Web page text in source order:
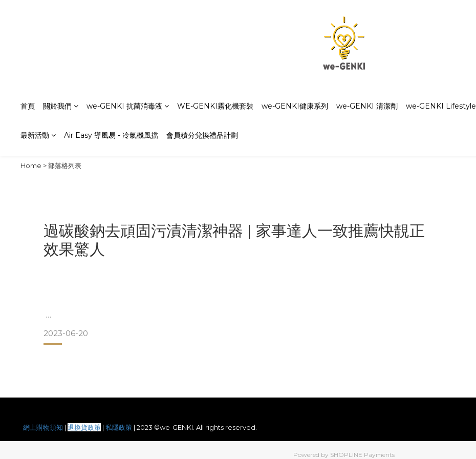
首頁 關於我們 we-GENKI 抗菌消毒液 WE-GENKI霧化機套裝 we-GENKI健康系列 we-GENKI 清潔劑 we-GENKI Lifestyle
最新活動 Air Easy 導風易 - 冷氣機風擋 會員積分兌換禮品計劃
Home >部落格列表
過碳酸鈉去頑固污漬清潔神器 | 家事達人一致推薦快靚正
效果驚人
「過碳酸鈉」 (Sodium Percarbonate) 是近年備受矚目的清潔劑，這款既天然又萬用的清潔家居材料，只需加水
以浸泡形式，無需用力擦就可將頑固污漬去除，是工作繁忙家庭主婦必備的「去污神物」。推介以過碳酸鈉為主要成
過碳酸鈉有那些用途？
過碳酸鈉在香港雖然未入主流，不過在台灣的媽媽群組中不難找到對它的讚賞，皆因過碳酸鈉去漬效果一流，對比用
檸檬酸
2023-06-20
網上購物須知 | 退換貨政策 | 私隱政策 | 2023 ©we-GENKI. All rights reserved.
Powered by SHOPLINE Payments